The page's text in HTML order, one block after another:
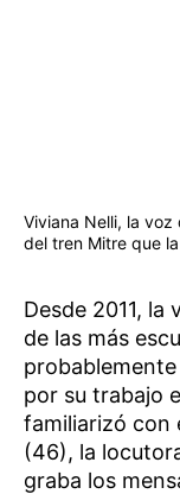
Viviana Nelli, la
del tren Mitre que
Desde 2011, la
de las más
por su trabajo
familiarizó con
(46), la
graba los